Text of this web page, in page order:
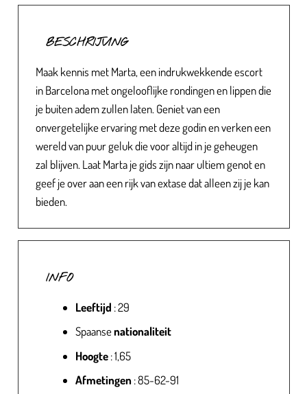
BESCHRIJVING
Maak kennis met Marta, een indrukwekkende escort
in Barcelona met ongelooflijke rondingen en lippen die
je buiten adem zullen laten. Geniet van een
onvergetelijke ervaring met deze godin en verken een
wereld van puur geluk die voor altijd in je geheugen
zal blijven. Laat Marta je gids zijn naar ultiem genot en
geef je over aan een rijk van extase dat alleen zij je kan
bieden.
INFO
Leeftijd : 29
Spaansenationaliteit
Hoogte: 1,65
Afmetingen: 85-62-91